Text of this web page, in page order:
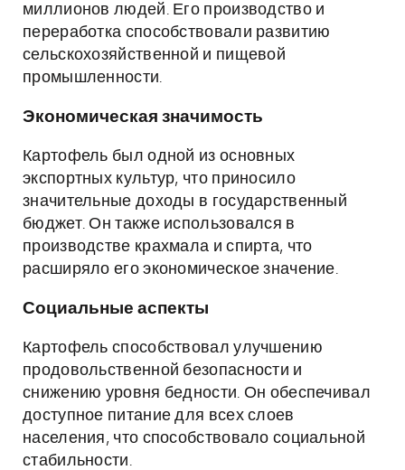
миллионов людей. Его производство и
переработка способствовали развитию
сельскохозяйственной и пищевой
промышленности.
Экономическая значимость
Картофель был одной из основных
экспортных культур, что приносило
значительные доходы в государственный
бюджет. Он также использовался в
производстве крахмала и спирта, что
расширяло его экономическое значение.
Социальные аспекты
Картофель способствовал улучшению
продовольственной безопасности и
снижению уровня бедности. Он обеспечивал
доступное питание для всех слоев
населения, что способствовало социальной
стабильности.